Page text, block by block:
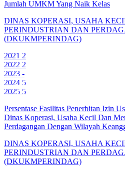
Jumlah UMKM Yang Naik Kelas
DINAS KOPERASI, USAHA
PERINDUSTRIAN DAN
(DKUKMPERINDAG)
2021 2
2022 2
2023 -
2024 5
2025 5
Persentase Fasilitas Penerbitan Izin
Dinas Koperasi, Usaha Kecil Dan
Perdagangan Dengan Wilayah
DINAS KOPERASI, USAHA
PERINDUSTRIAN DAN
(DKUKMPERINDAG)